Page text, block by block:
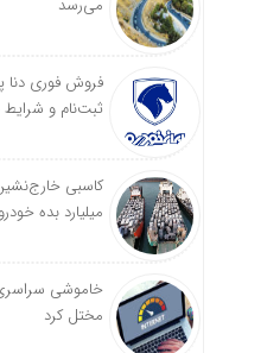
می‌رسد
فروش فوری دنا
ثبت‌نام و
میلیارد بده
خاموشی
مختل کرد